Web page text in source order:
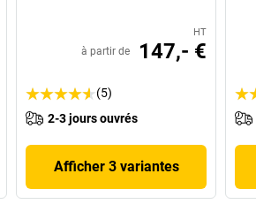
HT
à partir de 147,- €
(5)
2-3 jours ouvrés
Afficher 3 variantes